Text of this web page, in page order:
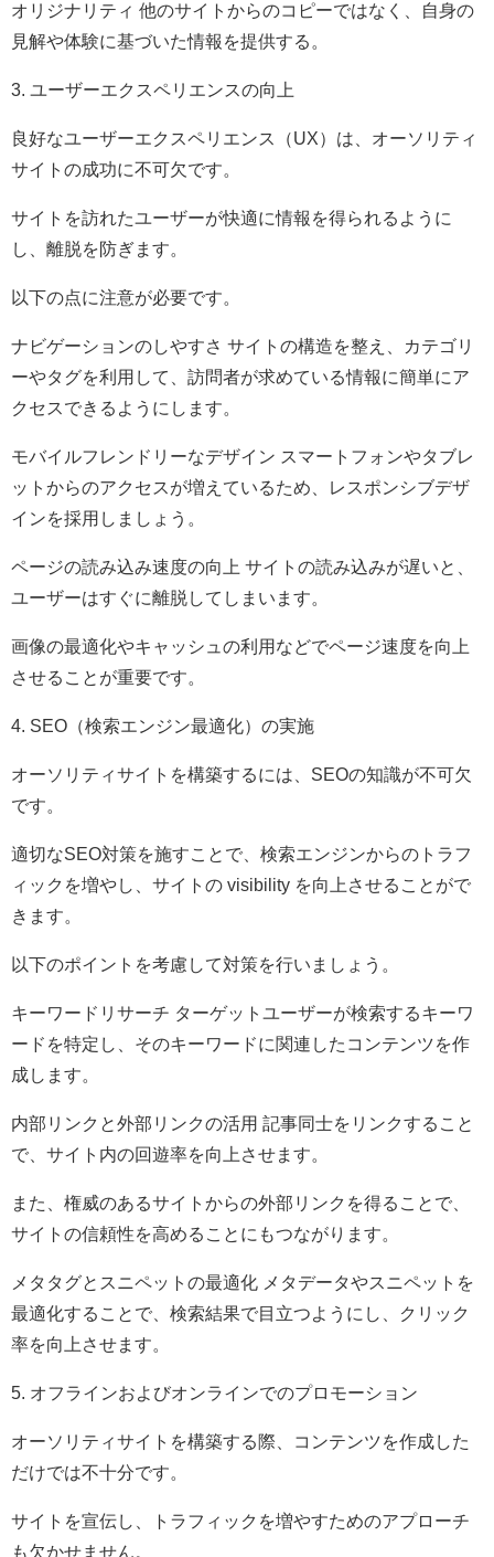
オリジナリティ 他のサイトからのコピーではなく、自身の
見解や体験に基づいた情報を提供する。
3. ユーザーエクスペリエンスの向上
良好なユーザーエクスペリエンス（UX）は、オーソリティ
サイトの成功に不可欠です。
サイトを訪れたユーザーが快適に情報を得られるように
し、離脱を防ぎます。
以下の点に注意が必要です。
ナビゲーションのしやすさ サイトの構造を整え、カテゴリ
ーやタグを利用して、訪問者が求めている情報に簡単にア
クセスできるようにします。
モバイルフレンドリーなデザイン スマートフォンやタブレ
ットからのアクセスが増えているため、レスポンシブデザ
インを採用しましょう。
ページの読み込み速度の向上 サイトの読み込みが遅いと、
ユーザーはすぐに離脱してしまいます。
画像の最適化やキャッシュの利用などでページ速度を向上
させることが重要です。
4. SEO（検索エンジン最適化）の実施
オーソリティサイトを構築するには、SEOの知識が不可欠
です。
適切なSEO対策を施すことで、検索エンジンからのトラフ
ィックを増やし、サイトの visibility を向上させることがで
きます。
以下のポイントを考慮して対策を行いましょう。
キーワードリサーチ ターゲットユーザーが検索するキーワ
ードを特定し、そのキーワードに関連したコンテンツを作
成します。
内部リンクと外部リンクの活用 記事同士をリンクすること
で、サイト内の回遊率を向上させます。
また、権威のあるサイトからの外部リンクを得ることで、
サイトの信頼性を高めることにもつながります。
メタタグとスニペットの最適化 メタデータやスニペットを
最適化することで、検索結果で目立つようにし、クリック
率を向上させます。
5. オフラインおよびオンラインでのプロモーション
オーソリティサイトを構築する際、コンテンツを作成した
だけでは不十分です。
サイトを宣伝し、トラフィックを増やすためのアプローチ
も欠かせません。